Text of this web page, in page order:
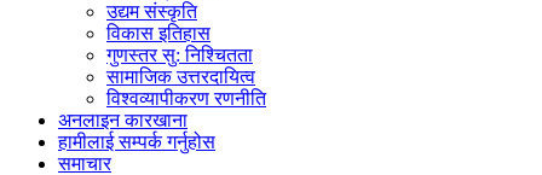
उद्यम संस्कृति
विकास इतिहास
गुणस्तर सु: निश्चितता
सामाजिक उत्तरदायित्व
विश्वव्यापीकरण रणनीति
अनलाइन कारखाना
हामीलाई सम्पर्क गर्नुहोस
समाचार